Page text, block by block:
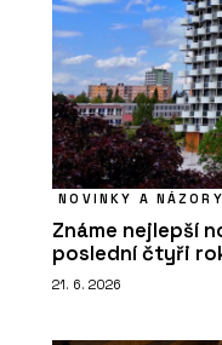
NOVINKY A NÁZORY
Známe nejlepší
poslední čtyři
21. 6. 2026